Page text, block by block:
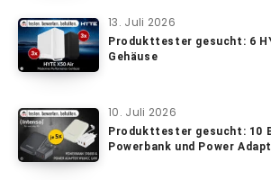
13. Juli 2026
Produkttester gesucht: 6
Gehäuse
10. Juli 2026
Produkttester gesucht: 10
Powerbank und Power